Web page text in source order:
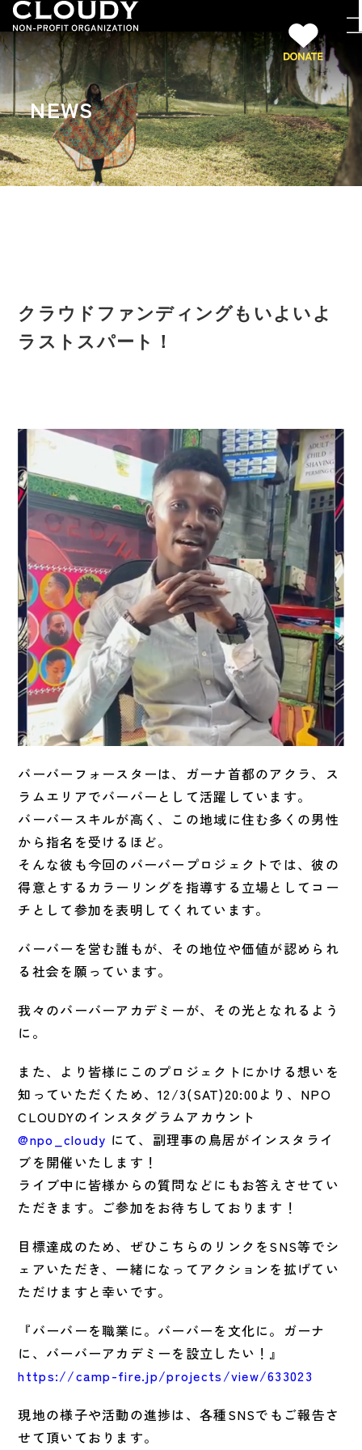
NEWS
クラウドファンディングもいよいよ
ラストスパート！
バーバーフォースターは、ガーナ首都のアクラ、ス
ラムエリアでバーバーとして活躍しています。
バーバースキルが高く、この地域に住む多くの男性
から指名を受けるほど。
そんな彼も今回のバーバープロジェクトでは、彼の
得意とするカラーリングを指導する立場としてコー
チとして参加を表明してくれています。
バーバーを営む誰もが、その地位や価値が認められ
る社会を願っています。
我々のバーバーアカデミーが、その光となれるよう
に。
また、より皆様にこのプロジェクトにかける想いを
知っていただくため、12/3(SAT)20:00より、NPO
CLOUDYのインスタグラムアカウント
@npo_cloudy にて、副理事の鳥居がインスタライ
ブを開催いたします！
ライブ中に皆様からの質問などにもお答えさせてい
ただきます。ご参加をお待ちしております！
目標達成のため、ぜひこちらのリンクをSNS等でシ
ェアいただき、一緒になってアクションを拡げてい
ただけますと幸いです。
『バーバーを職業に。バーバーを文化に。ガーナ
に、バーバーアカデミーを設立したい！』
https://camp-fire.jp/projects/view/633023
現地の様子や活動の進捗は、各種SNSでもご報告さ
せて頂いております。